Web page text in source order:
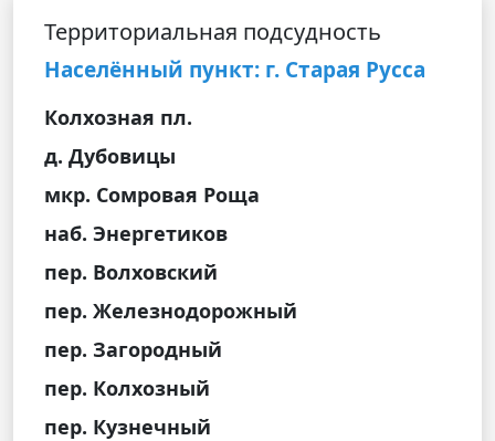
Территориальная подсудность
Населённый пункт: г. Старая Русса
Колхозная пл.
д. Дубовицы
мкр. Сомровая Роща
наб. Энергетиков
пер. Волховский
пер. Железнодорожный
пер. Загородный
пер. Колхозный
пер. Кузнечный